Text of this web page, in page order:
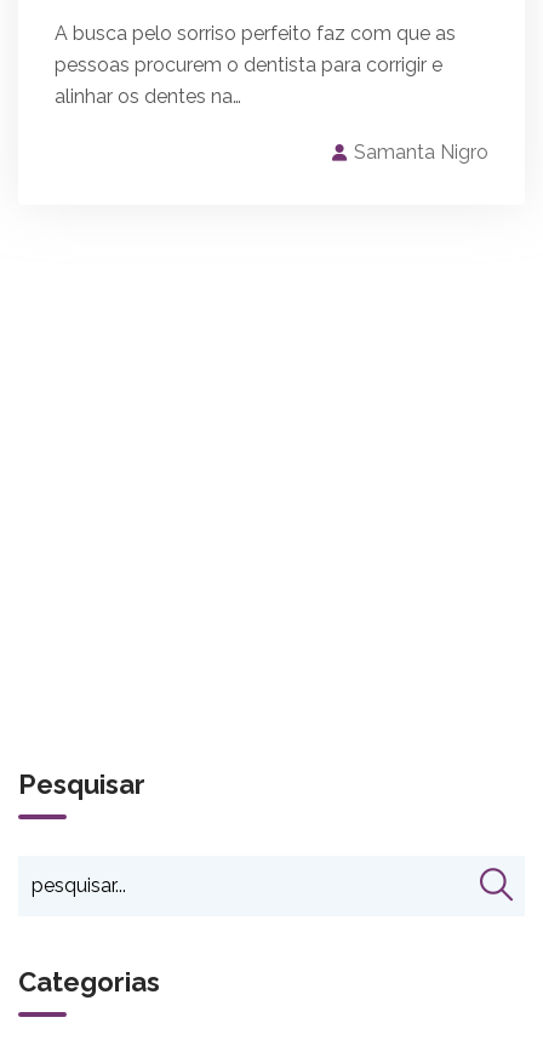
A busca pelo sorriso perfeito faz com que as
pessoas procurem o dentista para corrigir e
alinhar os dentes na…
Samanta Nigro
Pesquisar
Categorias